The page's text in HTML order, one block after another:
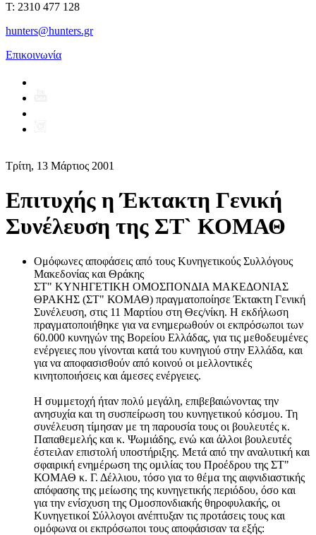
T: 2310 477 128
hunters@hunters.gr
Επικοινωνία
Τρίτη, 13 Μάρτιος 2001
Επιτυχής η Έκτακτη Γενική
Συνέλευση της ΣΤ` ΚΟΜΑΘ
Ομόφωνες αποφάσεις από τους Κυνηγετικούς Συλλόγους
Μακεδονίας και Θράκης
ΣΤ" ΚΥΝΗΓΕΤΙΚΗ ΟΜΟΣΠΟΝΔΙΑ ΜΑΚΕΔΟΝΙΑΣ
ΘΡΑΚΗΣ (ΣΤ" ΚΟΜΑΘ) πραγματοποίησε Έκτακτη Γενική
Συνέλευση, στις 11 Μαρτίου στη Θες/νίκη. Η εκδήλωση
πραγματοποιήθηκε για να ενημερωθούν οι εκπρόσωποι των
60.000 κυνηγών της Βορείου Ελλάδας, για τις μεθοδευμένες
ενέργειες που γίνονται κατά του κυνηγιού στην Ελλάδα, και
για να αποφασισθούν από κοινού οι μελλοντικές
κινητοποιήσεις και άμεσες ενέργειες.
Η συμμετοχή ήταν πολύ μεγάλη, επιβεβαιώνοντας την
ανησυχία και τη συσπείρωση του κυνηγετικού κόσμου. Τη
συνέλευση τίμησαν με τη παρουσία τους οι βουλευτές κ.
Παπαθεμελής και κ. Ψωμιάδης, ενώ και άλλοι βουλευτές
έστειλαν επιστολή υποστήριξης. Μετά από την αναλυτική και
σφαιρική ενημέρωση της ομιλίας του Προέδρου της ΣΤ"
ΚΟΜΑΘ κ. Γ. Δέλλιου, τόσο για το θέμα της αιφνιδιαστικής
απόφασης της μείωσης της κυνηγετικής περιόδου, όσο και
για την ενίσχυση της Ομοσπονδιακής θηροφυλακής, οι
Κυνηγετικοί Σύλλογοι ανέπτυξαν τις προτάσεις τους και
ομόφωνα οι εκπρόσωποι τους αποφάσισαν τα εξής: